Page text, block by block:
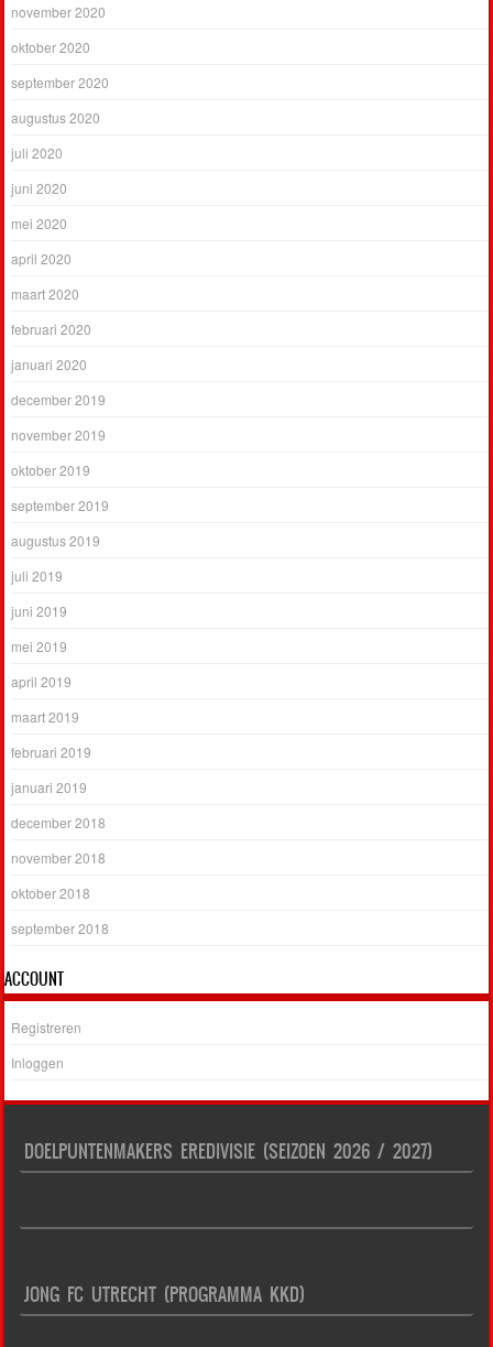
november 2020
oktober 2020
september 2020
augustus 2020
juli 2020
juni 2020
mei 2020
april 2020
maart 2020
februari 2020
januari 2020
december 2019
november 2019
oktober 2019
september 2019
augustus 2019
juli 2019
juni 2019
mei 2019
april 2019
maart 2019
februari 2019
januari 2019
december 2018
november 2018
oktober 2018
september 2018
ACCOUNT
Registreren
Inloggen
DOELPUNTENMAKERS EREDIVISIE (SEIZOEN 2026 / 2027)
JONG FC UTRECHT (PROGRAMMA KKD)